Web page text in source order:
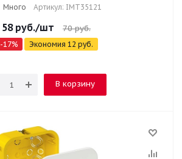
Много Артикул: IMT35121
58руб./шт 70руб.
-17% Экономия 12 руб.
В корзину